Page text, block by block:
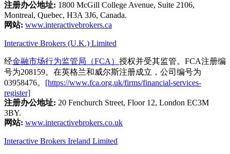
注册办公地址: 1800 McGill College Avenue, Suite 2106,
Montreal, Quebec, H3A 3J6, Canada.
网站: www.interactivebrokers.ca
Interactive Brokers (U.K.) Limited
经金融市场行为监管局（FCA） 授权并受其监管。FCA注册编
号为208159。在英格兰和威尔斯注册成立，公司编号为
03958476。 [https://www.fca.org.uk/firms/financial-services-
register]
注册办公地址: 20 Fenchurch Street, Floor 12, London EC3M
3BY.
网站: www.interactivebrokers.co.uk
Interactive Brokers Ireland Limited